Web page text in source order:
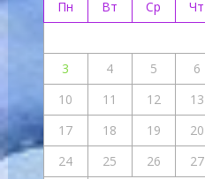
Пн
Вт Ср Чт
3
4 5 6
10
11 12 13
17
18 19 20
24
25 26 27